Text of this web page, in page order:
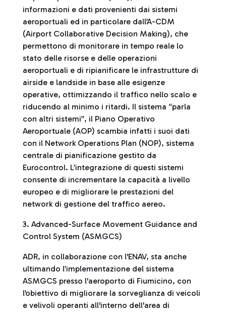
informazioni e dati provenienti dai sistemi
aeroportuali ed in particolare dall’A-CDM
(Airport Collaborative Decision Making), che
permettono di monitorare in tempo reale lo
stato delle risorse e delle operazioni
aeroportuali e di ripianificare le infrastrutture di
airside e landside in base alle esigenze
operative, ottimizzando il traffico nello scalo e
riducendo al minimo i ritardi. Il sistema “parla
con altri sistemi”, il Piano Operativo
Aeroportuale (AOP) scambia infatti i suoi dati
con il Network Operations Plan (NOP), sistema
centrale di pianificazione gestito da
Eurocontrol. L’integrazione di questi sistemi
consente di incrementare la capacità a livello
europeo e di migliorare le prestazioni del
network di gestione del traffico aereo.
3. Advanced-Surface Movement Guidance and
Control System (ASMGCS)
ADR, in collaborazione con l'ENAV, sta anche
ultimando l’implementazione del sistema
ASMGCS presso l'aeroporto di Fiumicino, con
l’obiettivo di migliorare la sorveglianza di veicoli
e velivoli operanti all'interno dell'area di